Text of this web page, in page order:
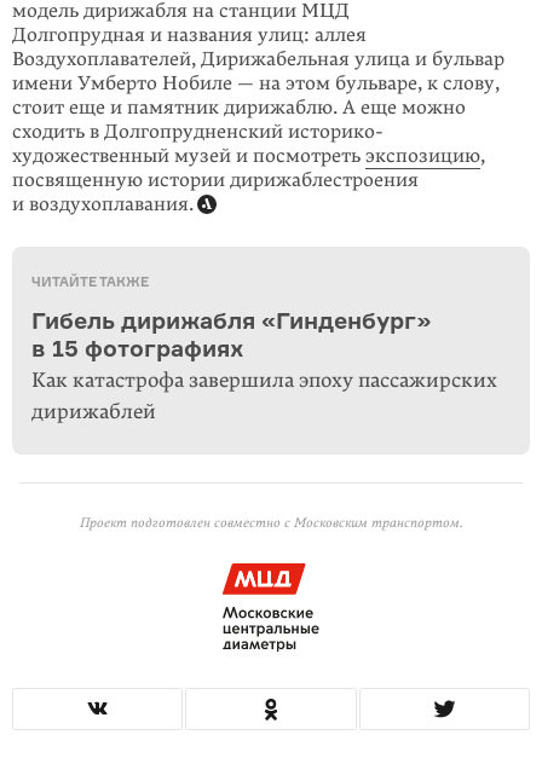
модель дирижабля на станции МЦД
Долгопрудная и названия улиц: аллея
Воздухоплавателей, Дирижабельная улица и бульвар
имени Умберто Нобиле — на этом бульваре, к слову,
стоит еще и памятник дирижаблю. А еще можно
сходить в Долгопрудненский историко-
художественный музей и посмотреть экспозицию,
посвященную истории дирижабле­строения
и воздухоплавания.
ЧИТАЙТЕ ТАКЖЕ
Гибель дирижабля «Гинденбург»
в 15 фотографиях
Как катастрофа завершила эпоху пассажирских
дирижаблей
Проект подготовлен совместно с Московским транспортом.